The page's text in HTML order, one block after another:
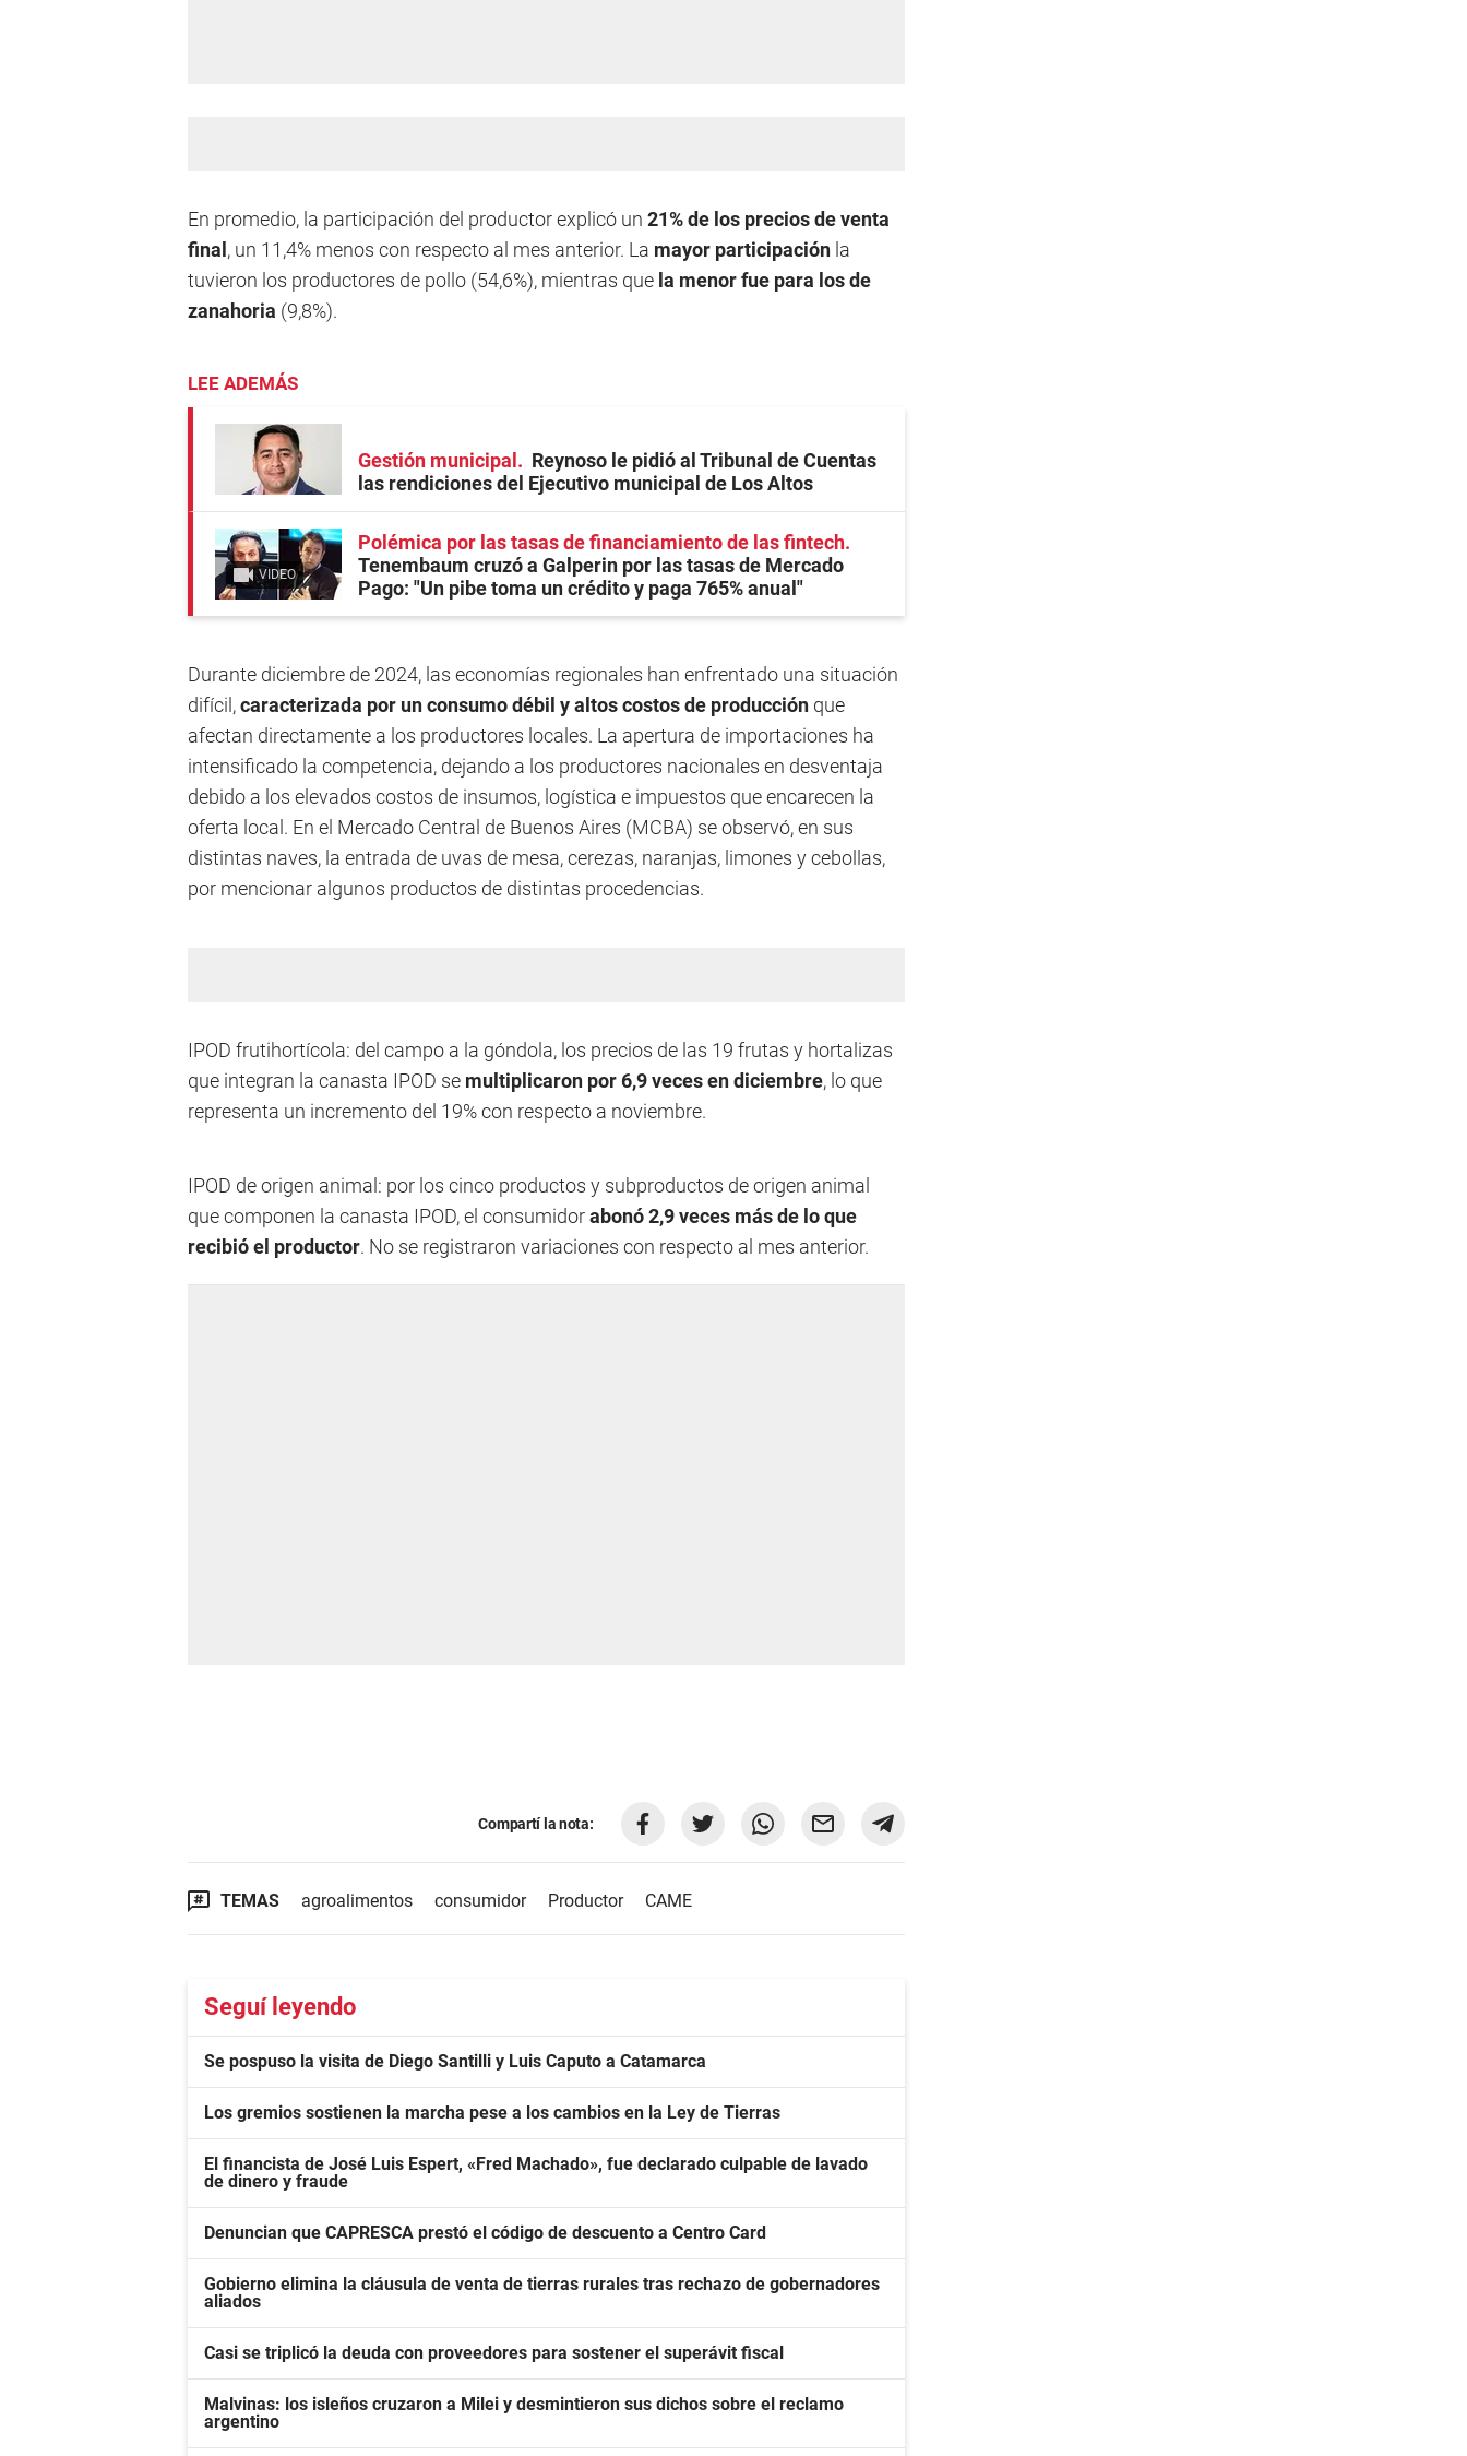
En promedio, la participación del productor explicó un 21% de los precios de venta
final, un 11,4% menos con respecto al mes anterior. La mayor participación la
tuvieron los productores de pollo (54,6%), mientras que la menor fue para los de
zanahoria (9,8%).
LEE ADEMÁS
Gestión municipal
Reynoso le pidió al Tribunal de Cuentas
las rendiciones del Ejecutivo municipal de Los Altos
VIDEO
Polémica por las tasas de financiamiento de las fintech
Tenembaum cruzó a Galperin por las tasas de Mercado
Pago: "Un pibe toma un crédito y paga 765% anual"
Durante diciembre de 2024, las economías regionales han enfrentado una situación
difícil,caracterizada por un consumo débil y altos costos de producción que
afectan directamente a los productores locales. La apertura de importaciones ha
intensificado la competencia, dejando a los productores nacionales en desventaja
debido a los elevados costos de insumos, logística e impuestos que encarecen la
oferta local. En el Mercado Central de Buenos Aires (MCBA) se observó, en sus
distintas naves, la entrada de uvas de mesa, cerezas, naranjas, limones y cebollas,
por mencionar algunos productos de distintas procedencias.
IPOD frutihortícola: del campo a la góndola, los precios de las 19 frutas y hortalizas
que integran la canasta IPOD se multiplicaron por 6,9 veces en diciembre, lo que
representa un incremento del 19% con respecto a noviembre.
IPOD de origen animal: por los cinco productos y subproductos de origen animal
que componen la canasta IPOD, el consumidorabonó 2,9 veces más de lo que
recibió el productor. No se registraron variaciones con respecto al mes anterior.
Compartí la nota:
TEMAS agroalimentos consumidor Productor CAME
Seguí leyendo
Se pospuso la visita de Diego Santilli y Luis Caputo a Catamarca
Los gremios sostienen la marcha pese a los cambios en la Ley de Tierras
El financista de José Luis Espert, «Fred Machado», fue declarado culpable de lavado
de dinero y fraude
Denuncian que CAPRESCA prestó el código de descuento a Centro Card
Gobierno elimina la cláusula de venta de tierras rurales tras rechazo de gobernadores
aliados
Casi se triplicó la deuda con proveedores para sostener el superávit fiscal
Malvinas: los isleños cruzaron a Milei y desmintieron sus dichos sobre el reclamo
argentino